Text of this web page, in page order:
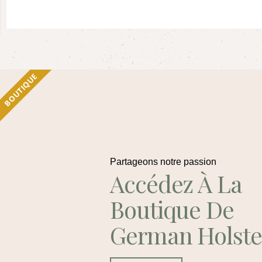
Partageons notre passion
Accédez À La
Boutique De
German
BOUTIQUE